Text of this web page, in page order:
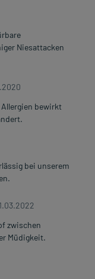
Niesattacken
bewirkt
bei unserem
zwischen
Müdigkeit.